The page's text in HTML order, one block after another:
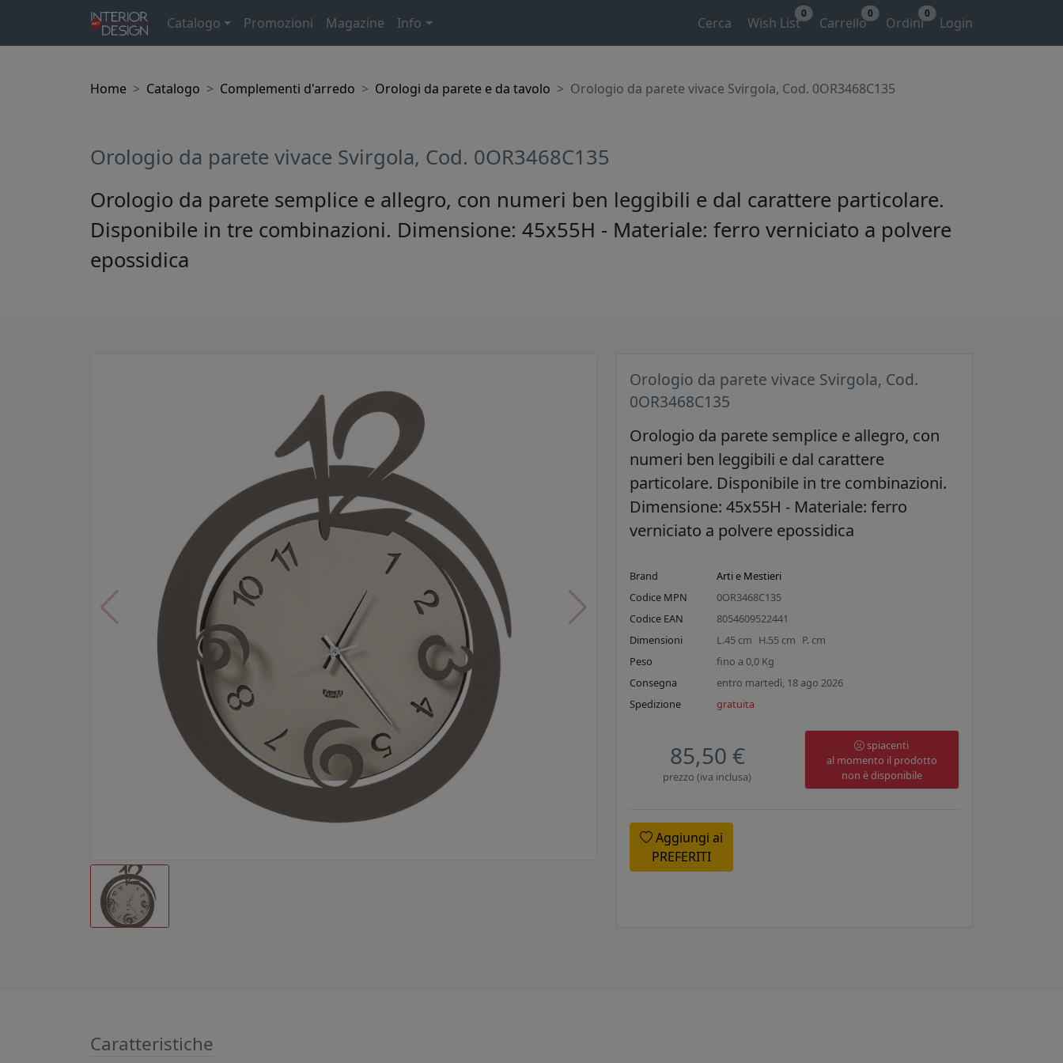
Catalogo Promozioni Magazine Info Cerca Wish List
0
Carrello
0
Ordini
0
Login
Home Catalogo Complementi d'arredo Orologi da parete e da tavolo Orologio da parete vivace Svirgola, Cod. 0OR3468C135
Orologio da parete vivace Svirgola, Cod. 0OR3468C135
Orologio da parete semplice e allegro, con numeri ben leggibili e dal carattere particolare.
Disponibile in tre combinazioni. Dimensione: 45x55H - Materiale: ferro verniciato a polvere
epossidica
Orologio da parete vivace Svirgola, Cod.
0OR3468C135
Orologio da parete semplice e allegro, con
numeri ben leggibili e dal carattere
particolare. Disponibile in tre combinazioni.
Dimensione: 45x55H - Materiale: ferro
verniciato a polvere epossidica
Brand
Arti e Mestieri
Codice MPN
0OR3468C135
Codice EAN
8054609522441
Dimensioni
L.45 cm H.55 cm P. cm
Peso
fino a0,0 Kg
Consegna
entro martedì, 18 ago 2026
Spedizione
gratuita
85,50 €
prezzo (iva inclusa)
spiacenti
al momento il prodotto
non è disponibile
Aggiungi ai
PREFERITI
Caratteristiche